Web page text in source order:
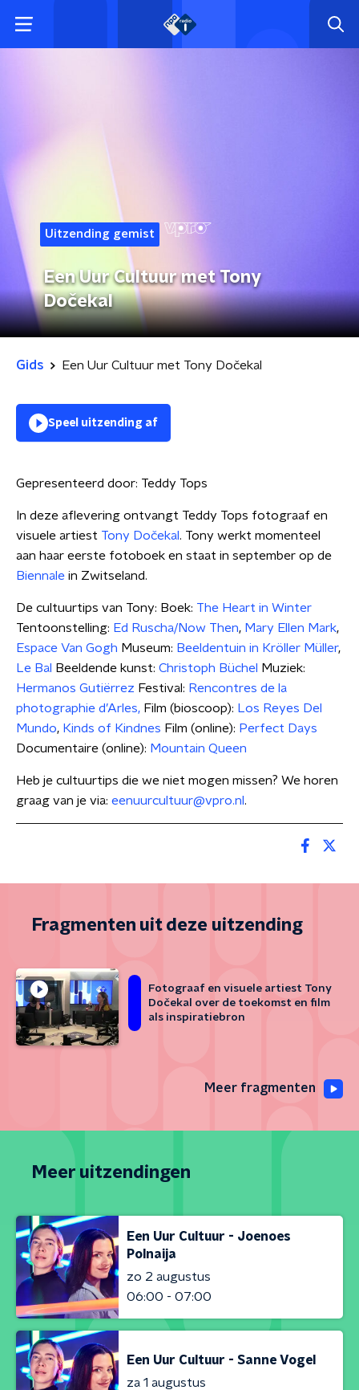
Uitzending gemist
Een Uur Cultuur met Tony
Dočekal
Gids Een Uur Cultuur met Tony Dočekal
Speel uitzending af
Gepresenteerd door: Teddy Tops
In deze aflevering ontvangt Teddy Tops fotograaf en
visuele artiest Tony Dočekal . Tony werkt momenteel
aan haar eerste fotoboek en staat in september op de
Biennale in Zwitseland.
De cultuurtips van Tony: Boek: The Heart in Winter
Tentoonstelling: Ed Ruscha/Now Then, Mary Ellen Mark,
Espace Van Gogh Museum: Beeldentuin in Kröller Müller,
Le Bal
Beeldende kunst: Christoph Büchel
Muziek:
Hermanos Gutiërrez Festival: Rencontres de la
photographie d’Arles, Film (bioscoop): Los Reyes Del
Mundo, Kinds of Kindnes Film (online): Perfect Days
Documentaire (online): Mountain Queen
Heb je cultuurtips die we niet mogen missen? We horen
graag van je via: eenuurcultuur@vpro.nl .
Fragmenten uit deze uitzending
Fotograaf en visuele artiest Tony
Dočekal over de toekomst en film
als inspiratiebron
Meer fragmenten
Meer uitzendingen
Een Uur Cultuur - Joenoes
Polnaija
zo 2 augustus
06:00 - 07:00
Een Uur Cultuur - Sanne Vogel
za 1 augustus